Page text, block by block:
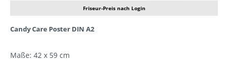
Friseur-Preis nach Login
Candy Care Poster DIN A2
Maße: 42 x 59 cm